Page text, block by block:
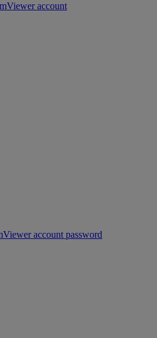
account
account password